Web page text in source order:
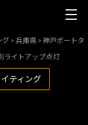
グ >兵庫県 >神戸ポートタ
ライトアップ点灯
ティング